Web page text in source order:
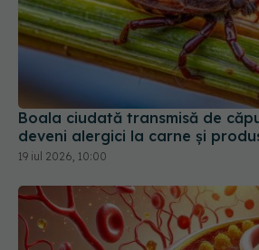
Boala ciudată transmisă de
deveni alergici la carne și
19 iul 2026, 10:00